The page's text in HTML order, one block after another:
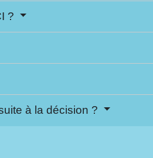
?
à la décision ?